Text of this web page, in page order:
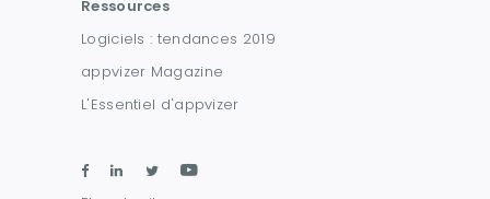
Ressources
Logiciels : tendances 2019
appvizer Magazine
L'Essentiel d'appvizer